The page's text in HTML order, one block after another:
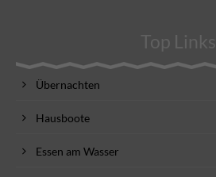
Top Links
Übernachten
Hausboote
Essen am Wasser